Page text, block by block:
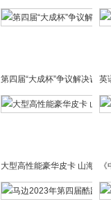
第四届“大成杯”争议解决诉辩
英
大型高性能豪华皮卡 山海炮